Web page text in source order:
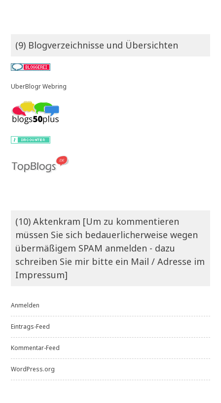
(9) Blogverzeichnisse und Übersichten
UberBlogr Webring
(10) Aktenkram [Um zu kommentieren
müssen Sie sich bedauerlicherweise wegen
übermäßigem SPAM anmelden - dazu
schreiben Sie mir bitte ein Mail / Adresse im
Impressum]
Anmelden
Eintrags-Feed
Kommentar-Feed
WordPress.org